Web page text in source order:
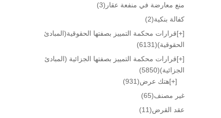
منع معارضة في منفعة عقار (3)
كفالة بنكية(2)
[+]قرارات محكمة التمييز بصفتها الحقوقية(المبادئ
الحقوقية)(6131)
[+]قرارات محكمة التمييز بصفتها الجزائية (المبادئ
الجزائية)(5850)
[+]هتك عرض(931)
غير مصنف(65)
عقد القرض(11)